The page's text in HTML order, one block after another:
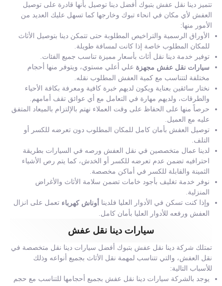
تتميز دينا نقل عفش بتبوك أفضل دينا توصيل بأنها قادرة على توصيل
العفش لأي مكان في انحاء تبوك وخارجها كما تسهل عليك العديد من
الأمور منها:
الأوراق الرسمية والتراخيص المطلوبة حتى تتمكن دينا بتوصيل الأثاث
للمكان المطلوب خاصة إذا كانت لمسافة طويلة.
توفير خدمة دينا نقل أثاث بأسعار مميزة تناسب جميع الفئات.
سيارات نقل عفش مجهزة علي أعلي مستوي، ويتوفر منها أحجام
مختلفة لتتناسب مع كمية العفش المطلوب نقله.
نختار سائقين بعناية ويكون لديهم خبرة كافية ومعرفة بكافة الأحياء
والطرقات، ولديهم مهارة في التعامل مع أي عوائق تقف أمامهم.
حرصاً منها على الحفاظ على وقت العملاء نهتم بالإلتزام بالميعاد المتفق
عليه مع العميل.
توصيل العفش بأمان كامل للمكان المطلوب دون تعرضه للكسر أو
التلف.
لدينا عمال متخصصين في نقل العفش ورصه في السيارات بطريقة
احترافيه تضمن عدم تعرضه للكسر أو الخدش، كما يتم رص الأشياء
الثمينة والقابلة للكسر في أماكن مخصصة.
نوفر خدمة تغليف بأجود خامات تضمن سلامة الأثاث والأغراض
المنزلية.
وإذا كنت تسكن في الأدوار العليا فلدينا أوناش كهرباء تعمل على انزال
العفش ورفعه للأدوار العليا بأمان كامل.
سيارات دينا نقل عفش
تمتلك شركة دينا نقل عفش بتبوك أفضل سيارات دينا نقل متخصصة في
نقل العفش، والتي تتناسب لمهمة نقل الأثاث بجميع أنواعه وذلك
للأسباب التالية:
يوجد بالشركة سيارات دينا نقل عفش بجميع أحجامها للتناسب مع حجم